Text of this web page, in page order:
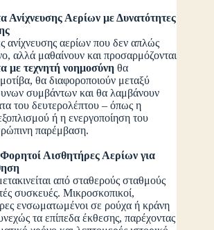
Ανίχνευσης Αερίων με Δυνατότητες
ανίχνευσης αερίων που δεν απλώς
αλλά μαθαίνουν και προσαρμόζονται
με τεχνητή νοημοσύνη θα
θα διαφοροποιούν μεταξύ
συμβάντων και θα λαμβάνουν
του δευτερολέπτου – όπως η
ή η ενεργοποίηση του
παρέμβαση.
Αισθητήρες Αερίων για
από σταθερούς σταθμούς
συσκευές. Μικροσκοπικοί,
ενσωματωμένοι σε ρούχα ή κράνη
τα επίπεδα έκθεσης, παρέχοντας